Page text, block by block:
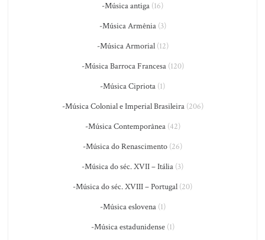
-Música antiga (16)
-Música Armênia(3)
-Música Armorial(12)
-Música Barroca Francesa(120)
-Música Cipriota (1)
-Música Colonial e Imperial Brasileira(206)
-Música Contemporânea(42)
-Música do Renascimento (26)
-Música do séc. XVII – Itália (3)
-Música do séc. XVIII – Portugal (20)
-Música eslovena(1)
-Música estadunidense(1)